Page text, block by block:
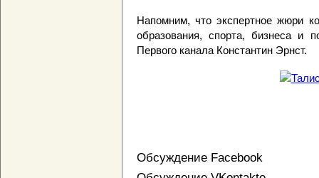
Напомним, что экспертное жюри
образования, спорта, бизнеса и
Первого канала Константин Эрнст.
Обсуждение Facebook